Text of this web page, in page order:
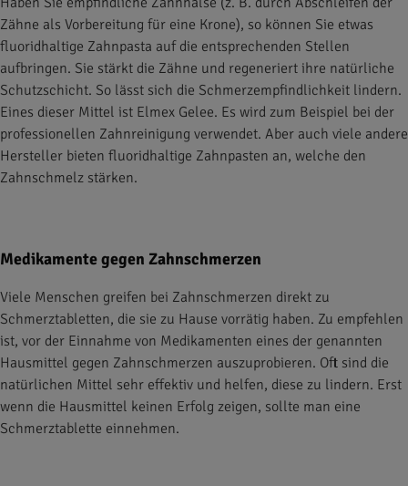
Zähne als Vorbereitung für eine Krone), so können Sie etwas
fluoridhaltige Zahnpasta auf die entsprechenden Stellen
aufbringen. Sie stärkt die Zähne und regeneriert ihre natürliche
Schutzschicht. So lässt sich die Schmerzempfindlichkeit lindern.
Eines dieser Mittel ist Elmex Gelee. Es wird zum Beispiel bei der
professionellen Zahnreinigung verwendet. Aber auch viele andere
Hersteller bieten fluoridhaltige Zahnpasten an, welche den
Zahnschmelz stärken.
Medikamente gegen Zahnschmerzen
Viele Menschen greifen bei Zahnschmerzen direkt zu
Schmerztabletten, die sie zu Hause vorrätig haben. Zu empfehlen
ist, vor der Einnahme von Medikamenten eines der genannten
Hausmittel gegen Zahnschmerzen auszuprobieren. Oft sind die
natürlichen Mittel sehr effektiv und helfen, diese zu lindern. Erst
wenn die Hausmittel keinen Erfolg zeigen, sollte man eine
Schmerztablette einnehmen.